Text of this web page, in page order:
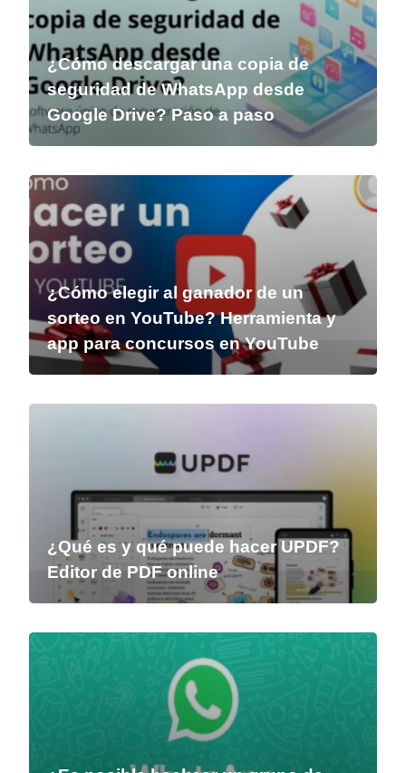
¿Cómo descargar una copia de
seguridad de WhatsApp desde
Google Drive? Paso a paso
¿Cómo elegir al ganador de un
sorteo en YouTube? Herramienta y
app para concursos en YouTube
¿Qué es y qué puede hacer UPDF?
Editor de PDF online